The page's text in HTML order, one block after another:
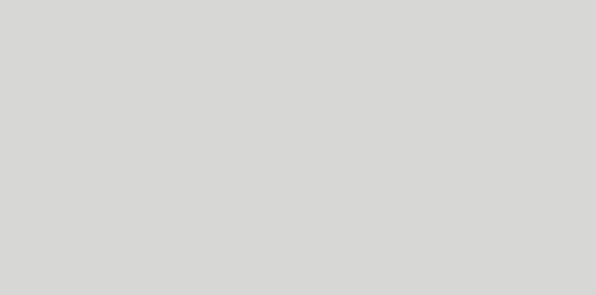
[Mo5] Brickboy cherche à
[GK] Minecraft et ses «
[GK] Beast of
[GK] Ubisoft : fin de partie
[GK] Mémoire cash -
[GK] Dan Houser (GTA)
[GK] Comment EA Sports
[GK] Crimson Moon : un
[GK] Isle of Reveries : le
[GK] Moonlighter 2 : The
[GK] Capcom relance
[GK] Guillermo del Toro